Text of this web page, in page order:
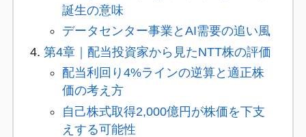
誕生の意味
データセンター事業とAI需要の追い風
第4章｜配当投資家から見たNTT株の評価
配当利回り4%ラインの逆算と適正株
価の考え方
自己株式取得2,000億円が株価を下支
えする可能性